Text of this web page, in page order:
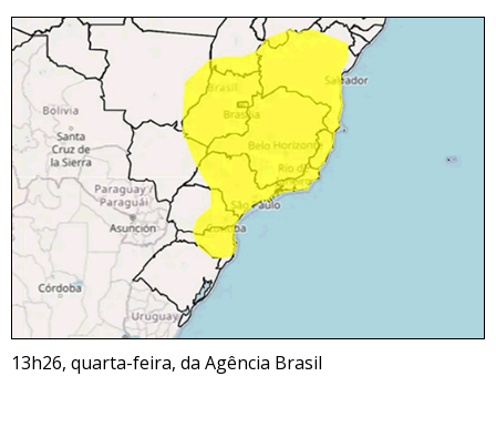
13h26, quarta-feira, da Agência Brasil